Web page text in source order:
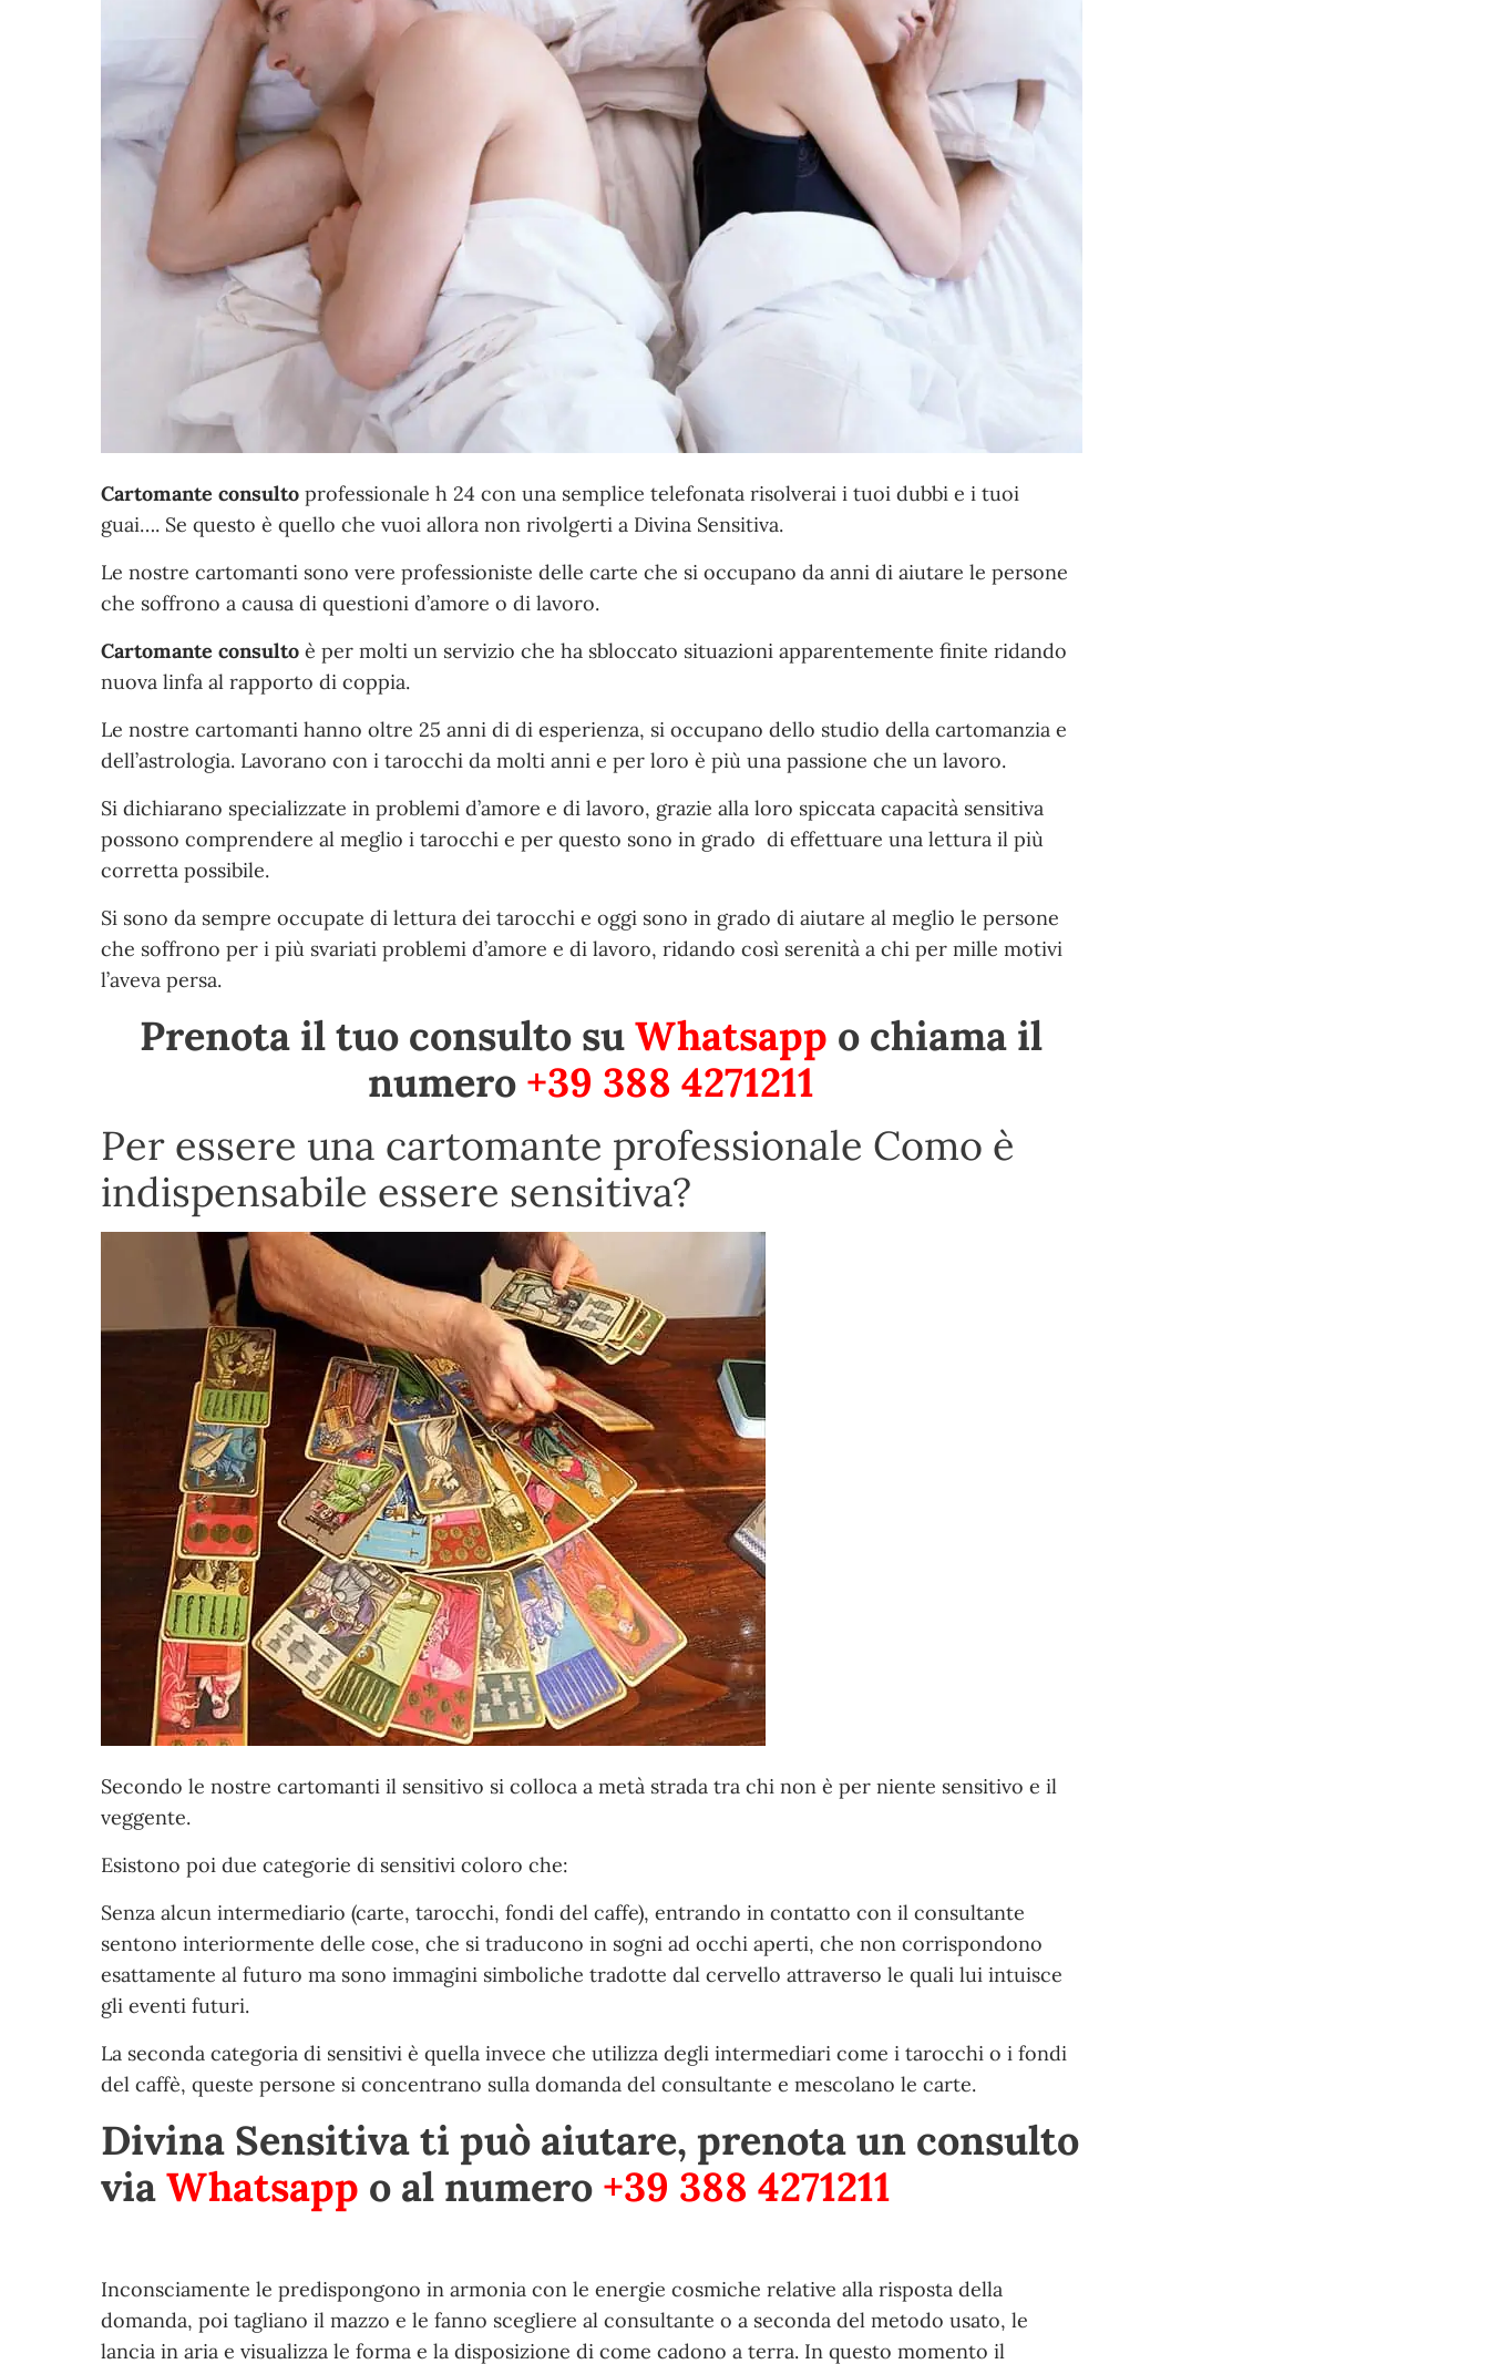
Cartomante consulto professionale h 24 con una semplice telefonata risolverai i tuoi dubbi e i tuoi
guai…. Se questo è quello che vuoi allora non rivolgerti a Divina Sensitiva.
Le nostre cartomanti sono vere professioniste delle carte che si occupano da anni di aiutare le persone
che soffrono a causa di questioni d’amore o di lavoro.
Cartomante consulto è per molti un servizio che ha sbloccato situazioni apparentemente finite ridando
nuova linfa al rapporto di coppia.
Le nostre cartomanti hanno oltre 25 anni di di esperienza, si occupano dello studio della cartomanzia e
dell’astrologia. Lavorano con i tarocchi da molti anni e per loro è più una passione che un lavoro.
Si dichiarano specializzate in problemi d’amore e di lavoro, grazie alla loro spiccata capacità sensitiva
possono comprendere al meglio i tarocchi e per questo sono in grado di effettuare una lettura il più
corretta possibile.
Si sono da sempre occupate di lettura dei tarocchi e oggi sono in grado di aiutare al meglio le persone
che soffrono per i più svariati problemi d’amore e di lavoro, ridando così serenità a chi per mille motivi
l’aveva persa.
Prenota il tuo consulto suWhatsapp o chiama il
numero +39 388 4271211
Per essere una cartomante professionale Como è
indispensabile essere sensitiva?
Secondo le nostre cartomanti il sensitivo si colloca a metà strada tra chi non è per niente sensitivo e il
veggente.
Esistono poi due categorie di sensitivi coloro che:
Senza alcun intermediario (carte, tarocchi, fondi del caffe), entrando in contatto con il consultante
sentono interiormente delle cose, che si traducono in sogni ad occhi aperti, che non corrispondono
esattamente al futuro ma sono immagini simboliche tradotte dal cervello attraverso le quali lui intuisce
gli eventi futuri.
La seconda categoria di sensitivi è quella invece che utilizza degli intermediari come i tarocchi o i fondi
del caffè, queste persone si concentrano sulla domanda del consultante e mescolano le carte.
Divina Sensitiva ti può aiutare, prenota un consulto
viaWhatsapp o al numero +39 388 4271211
Inconsciamente le predispongono in armonia con le energie cosmiche relative alla risposta della
domanda, poi tagliano il mazzo e le fanno scegliere al consultante o a seconda del metodo usato, le
lancia in aria e visualizza le forma e la disposizione di come cadono a terra. In questo momento il